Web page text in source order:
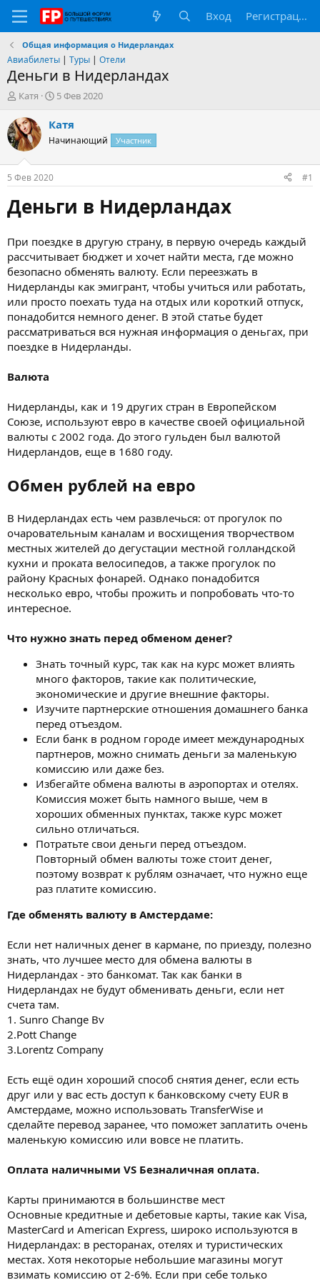
Вход Регистрация
Общая информация о Нидерландах
Авиабилеты | Туры | Отели
Деньги в Нидерландах
А
т
о
р
т
е
м
ы
Катя
Д
т
н
а
а
5 Фев 2020
Катя
Начинающий Участник
5 Фев 2020 #1
Деньги в Нидерландах
При поездке в другую страну, в первую очередь каждый
рассчитывает бюджет и хочет найти места, где можно
безопасно обменять валюту. Если переезжать в
Нидерланды как эмигрант, чтобы учиться или работать,
или просто поехать туда на отдых или короткий отпуск,
понадобится немного денег. В этой статье будет
рассматриваться вся нужная информация о деньгах, при
поездке в Нидерланды.
Валюта
Нидерланды, как и 19 других стран в Европейском
Союзе, используют евро в качестве своей официальной
валюты с 2002 года. До этого гульден был валютой
Нидерландов, еще в 1680 году.
Обмен рублей на евро
В Нидерландах есть чем развлечься: от прогулок по
очаровательным каналам и восхищения творчеством
местных жителей до дегустации местной голландской
кухни и проката велосипедов, а также прогулок по
району Красных фонарей. Однако понадобится
несколько евро, чтобы прожить и попробовать что-то
интересное.
Что нужно знать перед обменом денег?
Знать точный курс, так как на курс может влиять
много факторов, такие как политические,
экономические и другие внешние факторы.
Изучите партнерские отношения домашнего банка
перед отъездом.
Если банк в родном городе имеет международных
партнеров, можно снимать деньги за маленькую
комиссию или даже без.
Избегайте обмена валюты в аэропортах и отелях.
Комиссия может быть намного выше, чем в
хороших обменных пунктах, также курс может
сильно отличаться.
Потратьте свои деньги перед отъездом.
Повторный обмен валюты тоже стоит денег,
поэтому возврат к рублям означает, что нужно еще
раз платите комиссию.
Где обменять валюту в Амстердаме:
Если нет наличных денег в кармане, по приезду, полезно
знать, что лучшее место для обмена валюты в
Нидерландах - это банкомат. Так как банки в
Нидерландах не будут обменивать деньги, если нет
счета там.
1. Sunro Change Bv
2.Pott Change
3.Lorentz Company
Есть ещё один хороший способ снятия денег, если есть
друг или у вас есть доступ к банковскому счету EUR в
Амстердаме, можно использовать TransferWise и
сделайте перевод заранее, что поможет заплатить очень
маленькую комиссию или вовсе не платить.
Оплата наличными VS Безналичная оплата.
Карты принимаются в большинстве мест
Основные кредитные и дебетовые карты, такие как Visa,
MasterCard и American Express, широко используются в
Нидерландах: в ресторанах, отелях и туристических
местах. Хотя некоторые небольшие магазины могут
взимать комиссию от 2-6%. Если при себе только